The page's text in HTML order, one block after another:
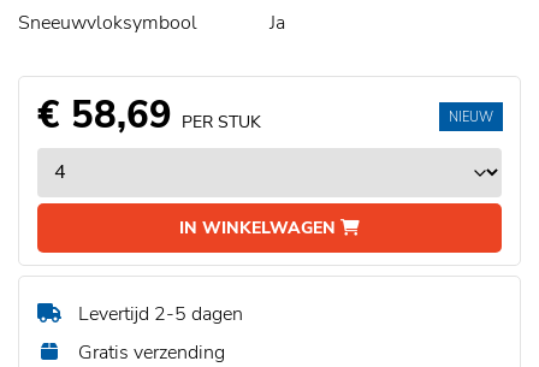
Sneeuwvloksymbool
Ja
€ 58,69 PER STUK
IN WINKELWAGEN
NIEUW
Levertijd 2-5 dagen
Gratis verzending